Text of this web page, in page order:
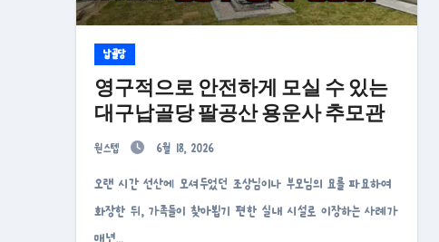
납골당
영구적으로 안전하게 모실 수 있는
대구납골당 팔공산 용운사 추모관
원스텝 6월 18, 2026
오랜 시간 선산에 모셔두었던 조상님이나 부모님의 묘를 파묘하여
화장한 뒤, 가족들이 찾아뵙기 편한 실내 시설로 이장하는 사례가
매년…